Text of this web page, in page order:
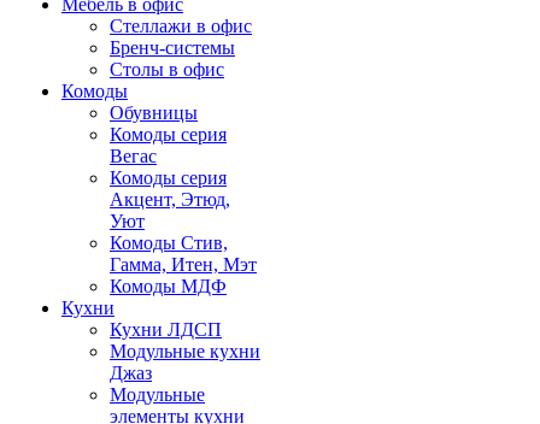
Мебель в офис
Стеллажи в офис
Бренч-системы
Столы в офис
Комоды
Обувницы
Комоды серия
Вегас
Комоды серия
Акцент, Этюд,
Уют
Комоды Стив,
Гамма, Итен, Мэт
Комоды МДФ
Кухни
Кухни ЛДСП
Модульные кухни
Джаз
Модульные
элементы кухни